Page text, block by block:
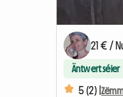
21 € /
Äntwert séier
5 (2) |